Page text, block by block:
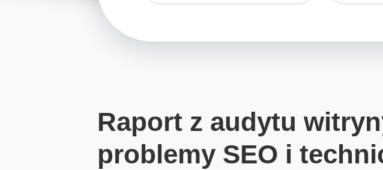
Raport z audytu
problemy SEO i